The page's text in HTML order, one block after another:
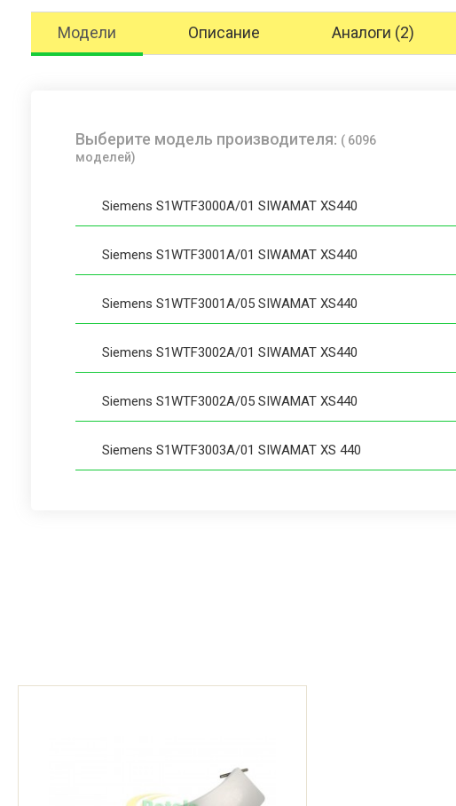
Модели Описание Аналоги (2)
Выберите модель производителя: ( 6096
моделей)
Siemens S1WTF3000A/01 SIWAMAT XS440
Siemens S1WTF3001A/01 SIWAMAT XS440
Siemens S1WTF3001A/05 SIWAMAT XS440
Siemens S1WTF3002A/01 SIWAMAT XS440
Siemens S1WTF3002A/05 SIWAMAT XS440
Siemens S1WTF3003A/01 SIWAMAT XS 440
Siemens S1WTF3700A/02 SIWAMAT XS428